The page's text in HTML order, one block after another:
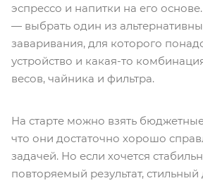
эспрессо и напитки на его
— выбрать один из
заваривания, для которого
устройство и какая-то
весов, чайника и фильтра.
На старте можно взять
что они достаточно хорошо
задачей. Но если хочется
повторяемый результат,